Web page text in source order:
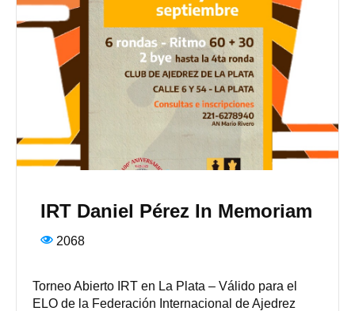
IRT Daniel Pérez In Memoriam
2068
Torneo Abierto IRT en La Plata – Válido para el
ELO de la Federación Internacional de Ajedrez